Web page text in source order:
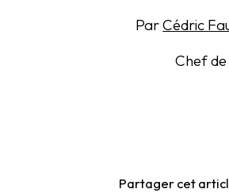
ParCédric
Chef
Partager cet